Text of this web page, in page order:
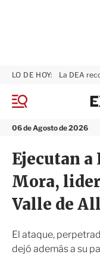
M
n
06 de Agosto de 2026
LO DE HOY: La DEA
Ejecutan a
Mora,
Valle de
El ataque,
dejó además a su